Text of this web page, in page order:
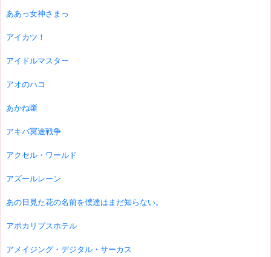
ああっ女神さまっ
アイカツ！
アイドルマスター
アオのハコ
あかね噺
アキバ冥途戦争
アクセル・ワールド
アズールレーン
あの日見た花の名前を僕達はまだ知らない。
アポカリプスホテル
アメイジング・デジタル・サーカス